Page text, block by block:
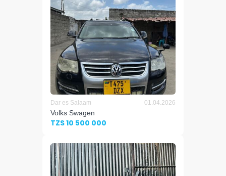
Dar es Salaam 01.04.2026
Volks Swagen
TZS 10 500 000